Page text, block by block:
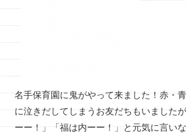
名手保育園に鬼がやって来ました！赤・
に泣きだしてしまうお友だちもいました
ーー！」「福は内ーー！」と元気に言い